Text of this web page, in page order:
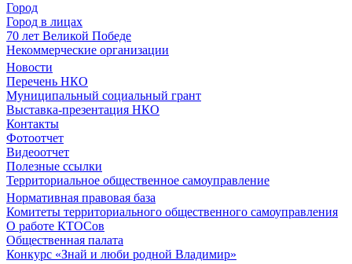
Город
Город в лицах
70 лет Великой Победе
Некоммерческие организации
Новости
Перечень НКО
Муниципальный социальный грант
Выставка-презентация НКО
Контакты
Фотоотчет
Видеоотчет
Полезные ссылки
Территориальное общественное самоуправление
Нормативная правовая база
Комитеты территориального общественного самоуправления
О работе КТОСов
Общественная палата
Конкурс «Знай и люби родной Владимир»